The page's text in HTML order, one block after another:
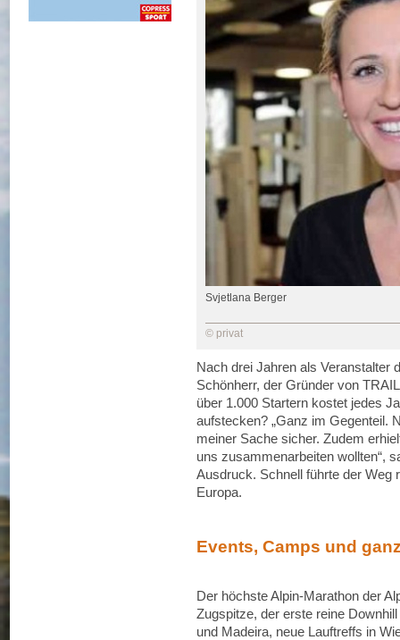
Svjetlana Berger
© privat
Nach drei Jahren als Veranstalter
Schönherr, der Gründer von
über 1.000 Startern kostet jedes
aufstecken? „Ganz im Gegenteil.
meiner Sache sicher. Zudem
uns zusammenarbeiten wollten“,
Ausdruck. Schnell führte der Weg
Europa.
Events, Camps und
Der höchste Alpin-Marathon der
Zugspitze, der erste reine
und Madeira, neue Lauftreffs in